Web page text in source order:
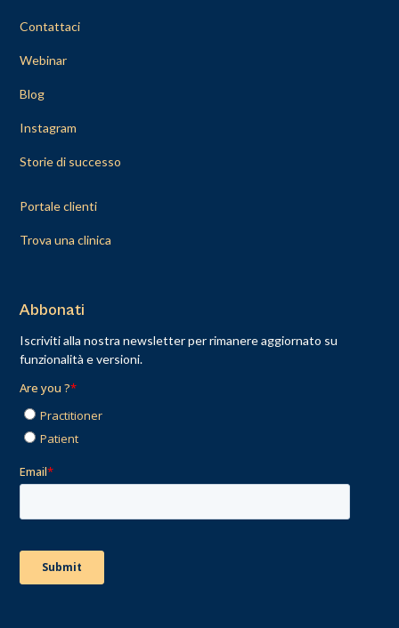
Contattaci
Webinar
Blog
Instagram
Storie di successo
Portale clienti
Trova una clinica
Abbonati
Iscriviti alla nostra newsletter per rimanere aggiornato su
funzionalità e versioni.